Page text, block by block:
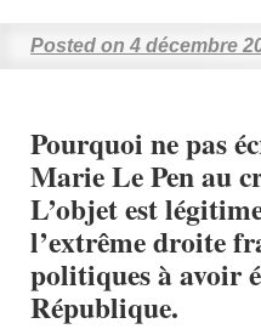
Posted on 4 décembre
Pourquoi ne pas
Marie Le Pen au
L’objet est
l’extrême droite
politiques à avoir
République.